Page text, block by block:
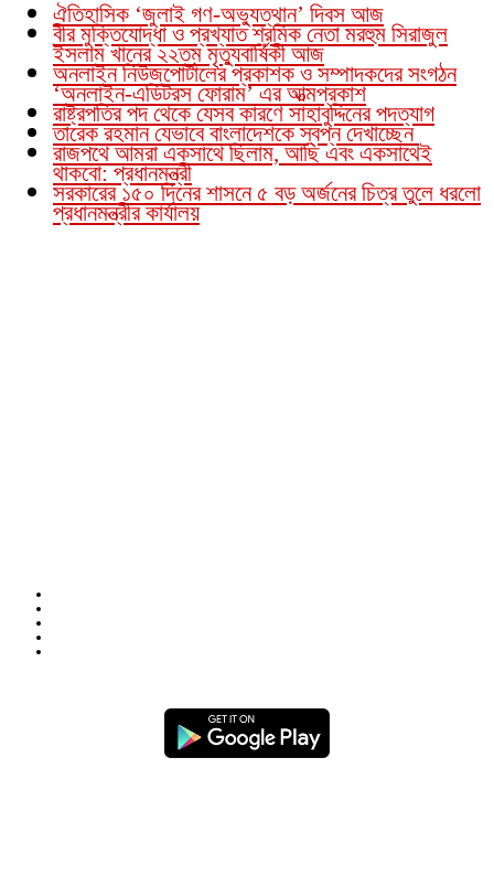
ঐতিহাসিক ‘জুলাই গণ-অভ্যুত্থান’ দিবস আজ
বীর মুক্তিযোদ্ধা ও প্রখ্যাত শ্রমিক নেতা মরহুম সিরাজুল
ইসলাম খানের ২২তম মৃত্যুবার্ষিকী আজ
অনলাইন নিউজপোর্টালের প্রকাশক ও সম্পাদকদের সংগঠন
‘অনলাইন-এডিটরস ফোরাম’ এর আত্মপ্রকাশ
রাষ্ট্রপতির পদ থেকে যেসব কারণে সাহাবুদ্দিনের পদত্যাগ
তারেক রহমান যেভাবে বাংলাদেশকে স্বপ্ন দেখাচ্ছেন
রাজপথে আমরা একসাথে ছিলাম, আছি এবং একসাথেই
থাকবো: প্রধানমন্ত্রী
সরকারের ১৫০ দিনের শাসনে ৫ বড় অর্জনের চিত্র তুলে ধরলো
প্রধানমন্ত্রীর কার্যালয়